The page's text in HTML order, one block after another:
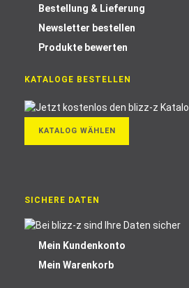
Bestellung & Lieferung
Newsletter bestellen
Produkte bewerten
KATALOGE BESTELLEN
KATALOG WÄHLEN
SICHERE DATEN
Mein Kundenkonto
Mein Warenkorb